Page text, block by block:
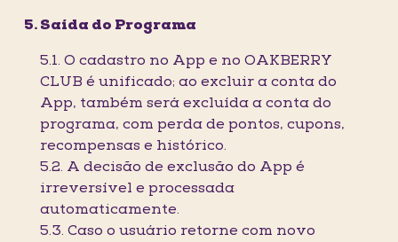
Saída do Programa
5.1. O cadastro no App e no OAKBERRY
CLUB é unificado; ao excluir a conta do
App, também será excluída a conta do
programa, com perda de pontos, cupons,
recompensas e histórico.
5.2. A decisão de exclusão do App é
irreversível e processada
automaticamente.
5.3. Caso o usuário retorne com novo